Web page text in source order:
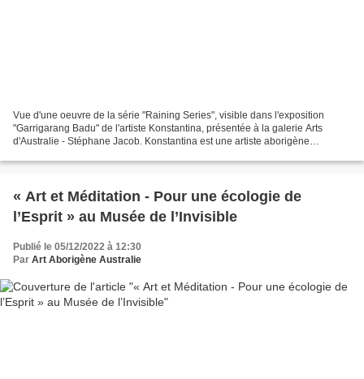
Vue d'une oeuvre de la série "Raining Series", visible dans l'exposition
"Garrigarang Badu" de l'artiste Konstantina, présentée à la galerie Arts
d'Australie - Stéphane Jacob. Konstantina est une artiste aborigène
« Art et Méditation - Pour une écologie de
l’Esprit » au Musée de l’Invisible
Publié le 05/12/2022 à 12:30
Par Art Aborigène Australie